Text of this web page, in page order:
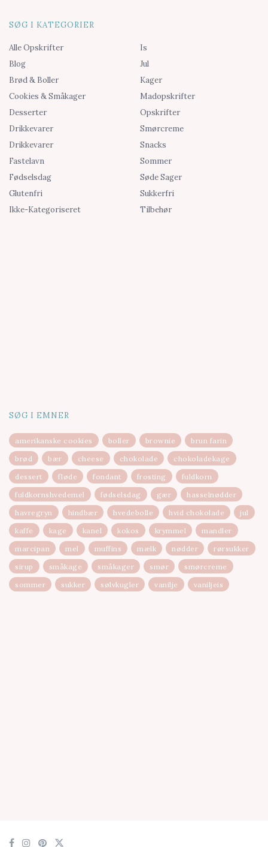
SØG I KATEGORIER
Alle Opskrifter
Blog
Brød & Boller
Cookies & Småkager
Desserter
Drikkevarer
Drikkevarer
Fastelavn
Fødselsdag
Glutenfri
Ikke-Kategoriseret
Is
Jul
Kager
Madopskrifter
Opskrifter
Smørcreme
Snacks
Sommer
Søde Sager
Sukkerfri
Tilbehør
SØG I EMNER
amerikanske cookies boller brownie
brun farin
brød
bær cheese chokolade
chokoladekage
dessert
fløde fondant frosting
fuldkorn
fuldkornshvedemel
fødselsdag gær
hasselnødder
havregryn
hindbær hvedebolle hvid chokolade
jul
kaffe
kage kanel kokos krymmel
mandler
marcipan
mel muffins mælk nødder
rørsukker
sirup
småkage småkager smør
smørcreme
sommer
sukker sølvkugler vanilje vaniljeis